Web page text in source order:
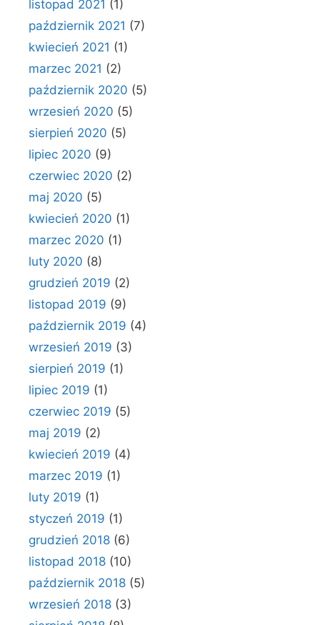
listopad 2021 (1)
październik 2021 (7)
kwiecień 2021 (1)
marzec 2021 (2)
październik 2020 (5)
wrzesień 2020 (5)
sierpień 2020 (5)
lipiec 2020 (9)
czerwiec 2020 (2)
maj 2020 (5)
kwiecień 2020 (1)
marzec 2020 (1)
luty 2020 (8)
grudzień 2019 (2)
listopad 2019 (9)
październik 2019 (4)
wrzesień 2019 (3)
sierpień 2019 (1)
lipiec 2019 (1)
czerwiec 2019 (5)
maj 2019 (2)
kwiecień 2019 (4)
marzec 2019 (1)
luty 2019 (1)
styczeń 2019 (1)
grudzień 2018 (6)
listopad 2018 (10)
październik 2018 (5)
wrzesień 2018 (3)